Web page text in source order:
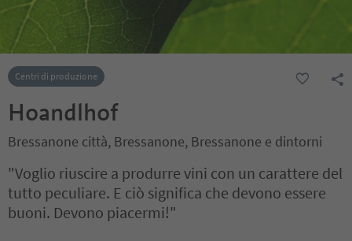
Centri di produzione
Hoandlhof
Bressanone città, Bressanone, Bressanone e dintorni
"Voglio riuscire a produrre vini con un carattere del
tutto peculiare. E ciò significa che devono essere
buoni. Devono piacermi!"